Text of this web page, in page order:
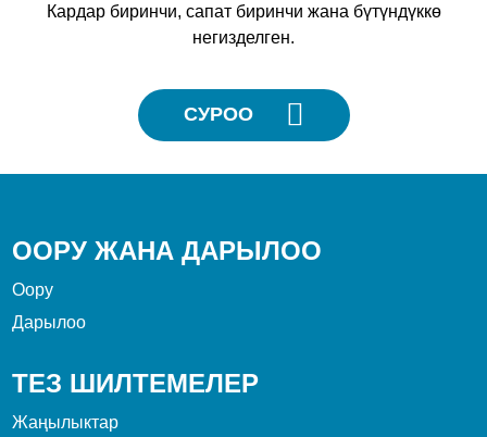
Кардар биринчи, сапат биринчи жана бүтүндүккө
негизделген.
СУРОО
ООРУ ЖАНА ДАРЫЛОО
Оору
Дарылоо
ТЕЗ ШИЛТЕМЕЛЕР
Жаңылыктар